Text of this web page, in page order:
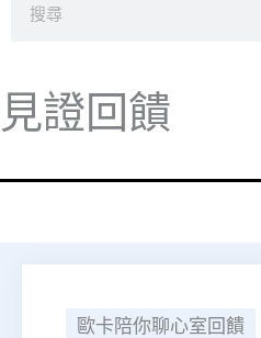
見證回饋
歐卡陪你聊心室回饋